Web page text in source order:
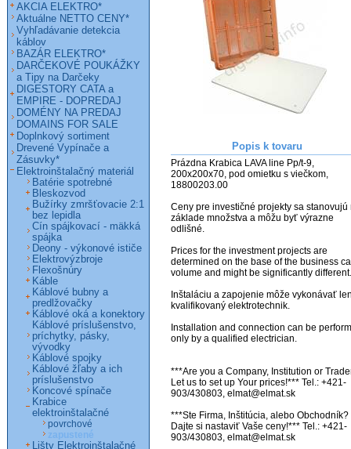
Popis k tovaru
Prázdna Krabica LAVA line Pp/t-9,
200x200x70, pod omietku s viečkom,
18800203.00
Ceny pre investičné projekty sa stanovujú
základe množstva a môžu byť výrazne
odlišné.
Prices for the investment projects are
determined on the base of the business
volume and might be significantly different.
Inštaláciu a zapojenie môže vykonávať
kvalifikovaný elektrotechnik.
Installation and connection can be
only by a qualified electrician.
***Are you a Company, Institution or
Let us to set up Your prices!*** Tel.: +421-
903/430803, elmat@elmat.sk
***Ste Firma, Inštitúcia, alebo Obchodník?
Dajte si nastaviť Vaše ceny!*** Tel.: +421-
903/430803, elmat@elmat.sk
AKCIA ELEKTRO*
Aktuálne NETTO CENY*
Vyhľadávanie detekcia
káblov
BAZÁR ELEKTRO*
DARČEKOVÉ POUKÁŽKY
a Tipy na Darčeky
DIGESTORY CATA a
EMPIRE - DOPREDAJ
DOMÉNY NA PREDAJ
DOMAINS FOR SALE
Doplnkový sortiment
Drevené Vypínače a
Zásuvky*
Elektroinštalačný materiál
Batérie spotrebné
Bleskozvod
Bužírky zmršťovacie 2:1
bez lepidla
Cín spájkovací - mäkká
spájka
Deony - výkonové ističe
Elektrovýzbroje
Flexošnúry
Káble
Káblové bubny a
predlžovačky
Káblové oká a konektory
Káblové príslušenstvo,
príchytky, pásky,
vývodky
Káblové spojky
Káblové žľaby a ich
príslušenstvo
Koncové spínače
Krabice
elektroinštalačné
povrchové
zapustené
Lišty Elektroinštalačné